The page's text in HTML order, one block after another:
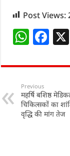
Post Views:
W
at
s
A
p
F
c
e
b
o
Previous
महर्षि बशिष्ठ
चिकित्सकों का
वृद्धि की मांग तेज